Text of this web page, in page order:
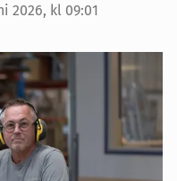
2026, kl 09:01